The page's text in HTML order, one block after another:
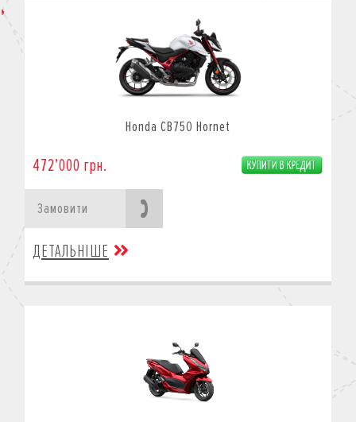
Honda CB750 Hornet
472’000 грн.
Замовити
ДЕТАЛЬНІШЕ